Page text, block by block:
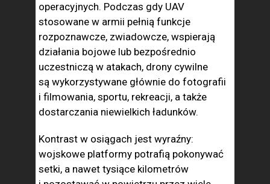
operacyjnych. Podczas gdy UAV
stosowane w armii pełnią funkcje
rozpoznawcze, zwiadowcze, wspierają
działania bojowe lub bezpośrednio
uczestniczą w atakach, drony cywilne
są wykorzystywane głównie do fotografii
i filmowania, sportu, rekreacji, a także
dostarczania niewielkich ładunków.
Kontrast w osiągach jest wyraźny:
wojskowe platformy potrafią pokonywać
setki, a nawet tysiące kilometrów